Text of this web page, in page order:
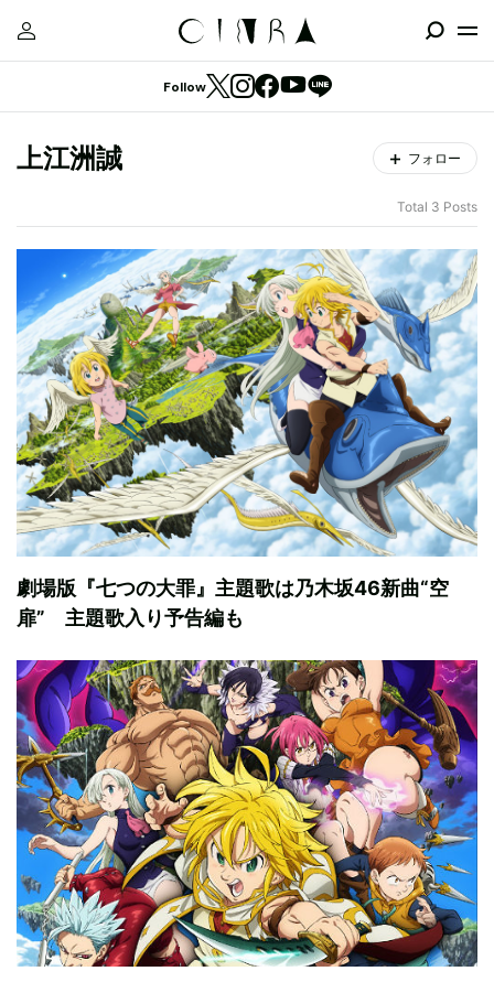
Follow
上江洲誠 フォロー
Total 3 Posts
劇場版『七つの大罪』主題歌は乃木坂46新曲“空
扉” 主題歌入り予告編も